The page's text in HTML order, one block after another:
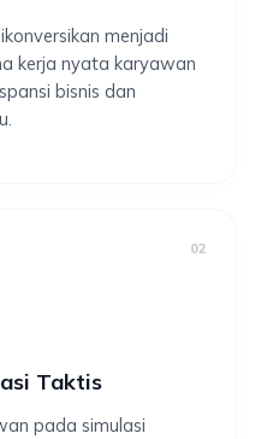
menjadi
kerja nyata karyawan
bisnis dan
02
Taktis
pada simulasi